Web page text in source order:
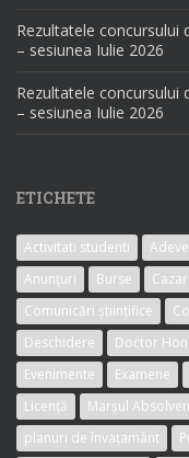
Rezultatele
– sesiunea Iulie 2026
Rezultatele concursului
– sesiunea Iulie 2026
ETICHETE
Activitati studenti
Anunțuri
Burse
Comunicări științifice
Deschidere
Doctor
Evenimente
Examene
Licență
Marșul
planuri de învațamânt